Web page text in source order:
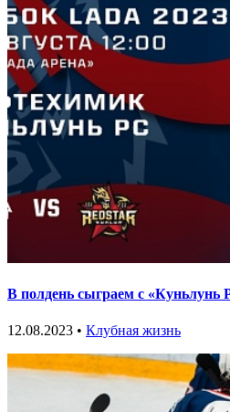
В полдень сыграем с «Куньлунь
12.08.2023 • Клубная жизнь